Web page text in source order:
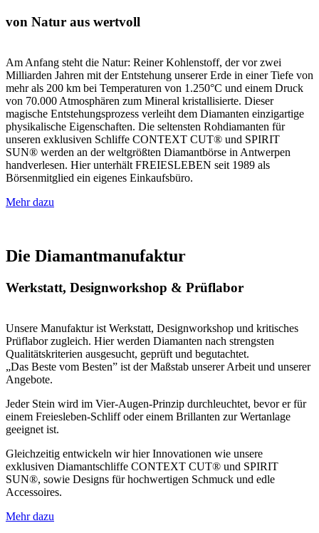
von Natur aus wertvoll
Am Anfang steht die Natur: Reiner Kohlenstoff, der vor zwei
Milliarden Jahren mit der Entstehung unserer Erde in einer Tiefe von
mehr als 200 km bei Temperaturen von 1.250°C und einem Druck
von 70.000 Atmosphären zum Mineral kristallisierte. Dieser
magische Entstehungsprozess verleiht dem Diamanten einzigartige
physikalische Eigenschaften. Die seltensten Rohdiamanten für
unseren exklusiven Schliffe CONTEXT CUT® und SPIRIT
SUN® werden an der weltgrößten Diamantbörse in Antwerpen
handverlesen. Hier unterhält FREIESLEBEN seit 1989 als
Börsenmitglied ein eigenes Einkaufsbüro.
Mehr dazu
Die Dia­mant­ma­nu­fak­tur
Werkstatt, Designworkshop & Prüflabor
Unsere Manufaktur ist Werkstatt, Designworkshop und kritisches
Prüflabor zugleich. Hier werden Diamanten nach strengsten
Qualitätskriterien ausgesucht, geprüft und begutachtet.
„Das Beste vom Besten” ist der Maßstab unserer Arbeit und unserer
Angebote.
Jeder Stein wird im Vier-Augen-Prinzip durchleuchtet, bevor er für
einem Freiesleben-Schliff oder einem Brillanten zur Wertanlage
geeignet ist.
Gleichzeitig entwickeln wir hier Innovationen wie unsere
exklusiven Diamantschliffe CONTEXT CUT® und SPIRIT
SUN®, sowie Designs für hochwertigen Schmuck und edle
Accessoires.
Mehr dazu